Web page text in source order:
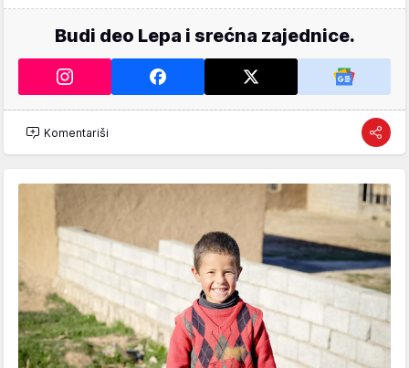
Budi deo Lepa i srećna zajednice.
Komentariši